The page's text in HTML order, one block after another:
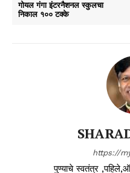
गोयल गंगा इंटरनैशनल स्कुलचा
निकाल १०० टक्के
https://
पुण्याचे स्वतंत्र